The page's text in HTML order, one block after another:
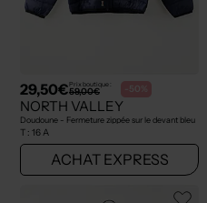
29,50€Prix boutique :
59,00€ -50%
NORTH VALLEY
Doudoune - Fermeture zippée sur le devant bleu
T : 16 A
ACHAT EXPRESS